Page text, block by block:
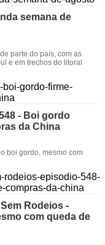
semana de
parte do país, com as
e em trechos do litoral
- Boi gordo
da China
boi gordo, mesmo com
Rodeios -
com queda de